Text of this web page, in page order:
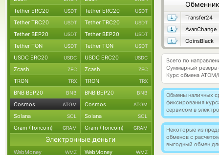
Обменник
Transfer24
AvanChange
CoinsBlack
Всего по
Суммарный резерв
Курс обмена ATOM/
Обмены наличных
фиксирования
сервисом в
Некоторые из
обменов с
выгодный обмен
Tether ERC20 USDT Tether ERC20 USDT
Tether TRC20 USDT Tether TRC20 USDT
Tether BEP20 USDT Tether BEP20 USDT
Tether TON USDT Tether TON USDT
USDC ERC20 USDC USDC ERC20 USDC
Zcash ZEC Zcash ZEC
TRON TRX TRON TRX
BNB BEP20 BNB BNB BEP20 BNB
Cosmos ATOM Cosmos ATOM
Solana SOL Solana SOL
Gram (Toncoin) GRAM Gram (Toncoin) GRAM
Электронные деньги
WebMoney WMZ WebMoney WMZ